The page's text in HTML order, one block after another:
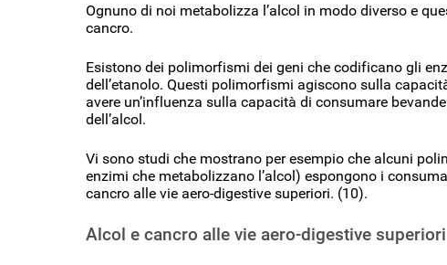
Ognuno di noi metabolizza l’alcol in modo diverso e
cancro.
Esistono dei polimorfismi dei geni che codificano gli
dell’etanolo. Questi polimorfismi agiscono sulla
avere un’influenza sulla capacità di consumare
dell’alcol.
Vi sono studi che mostrano per esempio che alcuni
enzimi che metabolizzano l’alcol) espongono i
cancro alle vie aero-digestive superiori. (10).
Alcol e cancro alle vie aero-digestive superiori